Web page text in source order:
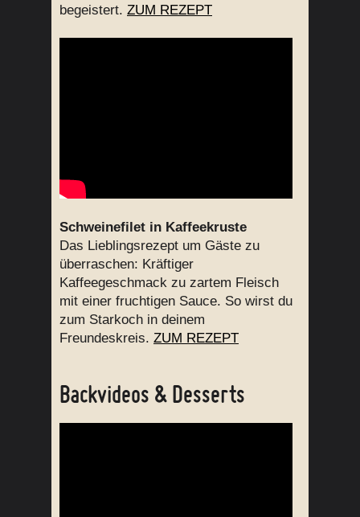
begeistert. ZUM REZEPT
Schweinefilet in Kaffeekruste
Das Lieblingsrezept um Gäste zu
überraschen: Kräftiger
Kaffeegeschmack zu zartem Fleisch
mit einer fruchtigen Sauce. So wirst du
zum Starkoch in deinem
Freundeskreis. ZUM REZEPT
Backvideos & Desserts